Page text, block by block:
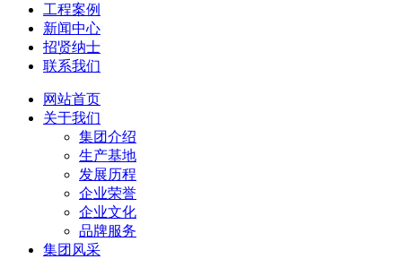
工程案例
新闻中心
招贤纳士
联系我们
网站首页
关于我们
集团介绍
生产基地
发展历程
企业荣誉
企业文化
品牌服务
集团风采